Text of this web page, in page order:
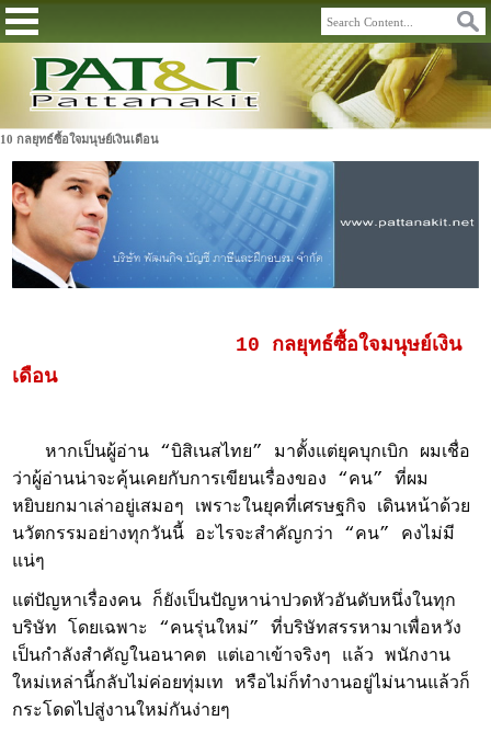
10 กลยุทธ์ซื้อใจมนุษย์เงินเดือน
10 กลยุทธ์ซื้อใจมนุษย์เงิน
เดือน
หากเป็นผู้อ่าน “บิสิเนสไทย” มาตั้งแต่ยุคบุกเบิก ผมเชื่อ
ว่าผู้อ่านน่าจะคุ้นเคยกับการเขียนเรื่องของ “คน” ที่ผม
หยิบยกมาเล่าอยู่เสมอๆ เพราะในยุคที่เศรษฐกิจ เดินหน้าด้วย
นวัตกรรมอย่างทุกวันนี้ อะไรจะสำคัญกว่า “คน” คงไม่มี
แน่ๆ
แต่ปัญหาเรื่องคน ก็ยังเป็นปัญหาน่าปวดหัวอันดับหนึ่งในทุก
บริษัท โดยเฉพาะ “คนรุ่นใหม่” ที่บริษัทสรรหามาเพื่อหวัง
เป็นกำลังสำคัญในอนาคต แต่เอาเข้าจริงๆ แล้ว พนักงาน
ใหม่เหล่านี้กลับไม่ค่อยทุ่มเท หรือไม่ก็ทำงานอยู่ไม่นานแล้วก็
กระโดดไปสู่งานใหม่กันง่ายๆ